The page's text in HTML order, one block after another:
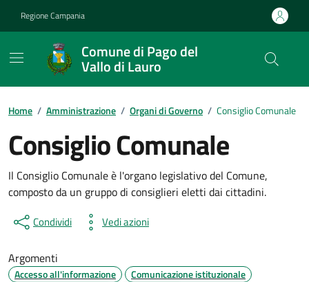
Regione Campania
Comune di Pago del
Vallo di Lauro
Home / Amministrazione / Organi di Governo / Consiglio Comunale
Consiglio Comunale
Il Consiglio Comunale è l'organo legislativo del Comune,
composto da un gruppo di consiglieri eletti dai cittadini.
Condividi Vedi azioni
Argomenti
Accesso all'informazione
Comunicazione istituzionale